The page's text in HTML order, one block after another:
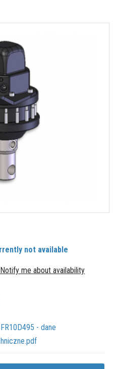
not available
Notify me about availability
FR10D495 - dane